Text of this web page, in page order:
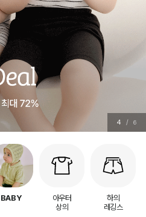
5 / 6
BABY
아우터
상의
하의
레깅스